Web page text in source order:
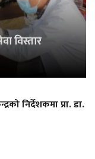
विस्तार
निर्देशकमा प्रा. डा.